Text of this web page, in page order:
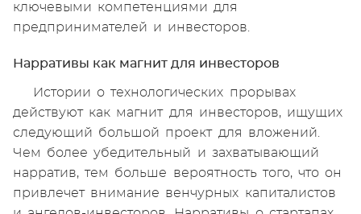
ключевыми компетенциями для
предпринимателей и инвесторов.
Нарративы как магнит для инвесторов
Истории о технологических прорывах
действуют как магнит для инвесторов, ищущих
следующий большой проект для вложений.
Чем более убедительный и захватывающий
нарратив, тем больше вероятность того, что он
привлечет внимание венчурных капиталистов